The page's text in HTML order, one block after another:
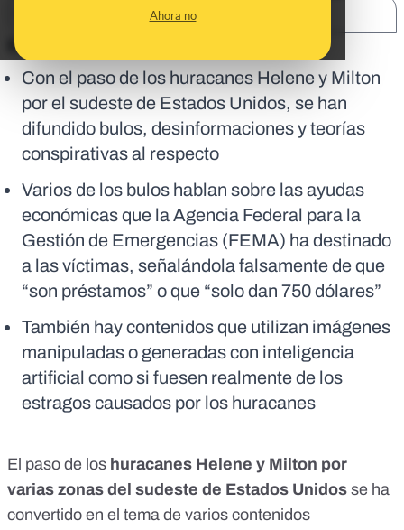
Ahora no
En corto:
Con el paso de los huracanes Helene y Milton
por el sudeste de Estados Unidos, se han
difundido bulos, desinformaciones y teorías
conspirativas al respecto
Varios de los bulos hablan sobre las ayudas
económicas que la Agencia Federal para la
Gestión de Emergencias (FEMA) ha destinado
a las víctimas, señalándola falsamente de que
“son préstamos” o que “solo dan 750 dólares”
También hay contenidos que utilizan imágenes
manipuladas o generadas con inteligencia
artificial como si fuesen realmente de los
estragos causados por los huracanes
El paso de los huracanes Helene y Milton por
varias zonas del sudeste de Estados Unidos se ha
convertido en el tema de varios contenidos